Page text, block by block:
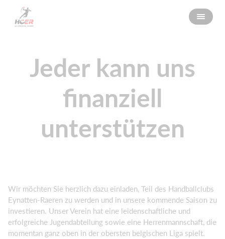
Jeder kann uns
finanziell
unterstützen
Wir möchten Sie herzlich dazu einladen, Teil des Handballclubs
Eynatten-Raeren zu werden und in unsere kommende Saison zu
investieren. Unser Verein hat eine leidenschaftliche und
erfolgreiche Jugendabteilung sowie eine Herrenmannschaft, die
momentan ganz oben in der obersten belgischen Liga spielt.